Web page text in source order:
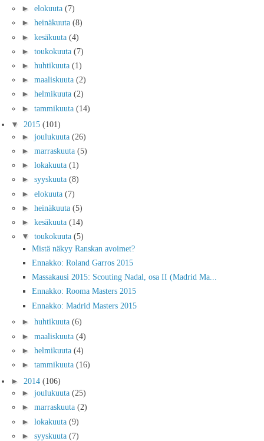
► elokuuta (7)
► heinäkuuta (8)
► kesäkuuta (4)
► toukokuuta (7)
► huhtikuuta (1)
► maaliskuuta (2)
► helmikuuta (2)
► tammikuuta (14)
▼ 2015 (101)
► joulukuuta (26)
► marraskuuta (5)
► lokakuuta (1)
► syyskuuta (8)
► elokuuta (7)
► heinäkuuta (5)
► kesäkuuta (14)
▼ toukokuuta (5)
Mistä näkyy Ranskan avoimet?
Ennakko: Roland Garros 2015
Massakausi 2015: Scouting Nadal, osa II (Madrid Ma...
Ennakko: Rooma Masters 2015
Ennakko: Madrid Masters 2015
► huhtikuuta (6)
► maaliskuuta (4)
► helmikuuta (4)
► tammikuuta (16)
► 2014 (106)
► joulukuuta (25)
► marraskuuta (2)
► lokakuuta (9)
► syyskuuta (7)